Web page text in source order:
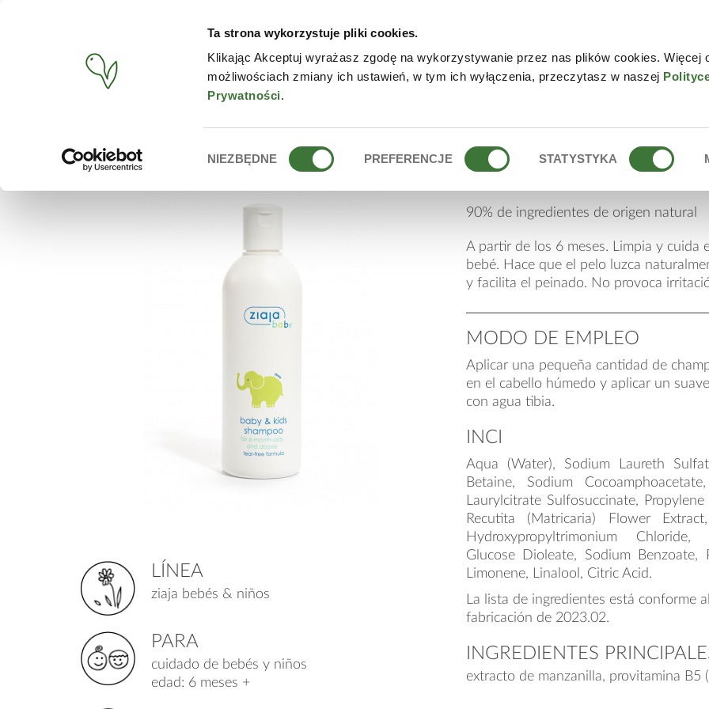
Ta strona wykorzystuje pliki cookies.
Klikając Akceptuj wyrażasz zgodę na wykorzystywanie przez nas plików cookies. Więcej
możliwościach zmiany ich ustawień, w tym ich wyłączenia, przeczytasz w naszej
Prywatności.
zgody
NIEZBĘDNE PREFERENCJE STATYSTYKA
PRODUCTOS TIENDA ONLINE CONTACTO
BUSCAR ZIAJA CHAMPÚ PARA BEBES Y NIÑOS
LÍNEA
ziaja bebés & niños
PARA
cuidado de bebés y niños
edad: 6 meses +
champú para
90% de ingredientes de origen natural
A partir de los 6 meses. Limpia y cuida
bebé. Hace que el pelo luzca
y facilita el peinado. No provoca
MODO DE EMPLEO
Aplicar una pequeña cantidad de
en el cabello húmedo y aplicar un
con agua tibia.
INCI
Aqua (Water), Sodium Laureth
Betaine, Sodium
Laurylcitrate Sulfosuccinate,
Recutita (Matricaria) Flower
Hydroxypropyltrimonium
Glucose Dioleate, Sodium Benzoate,
Limonene, Linalool, Citric Acid.
La lista de ingredientes está conforme
fabricación de 2023.02.
INGREDIENTES
extracto de manzanilla, provitamina B5